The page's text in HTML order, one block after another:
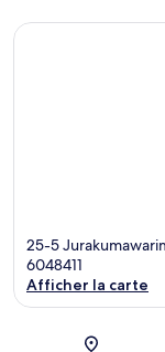
25-5
6048411
Afficher la carte